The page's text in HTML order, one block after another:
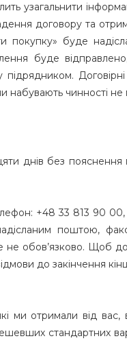
узагальнити
договору та
буде
буде
чинності не
днів без
+48 33 813 90
поштою,
Щоб
до закінчення
ми отримали від
стандартних